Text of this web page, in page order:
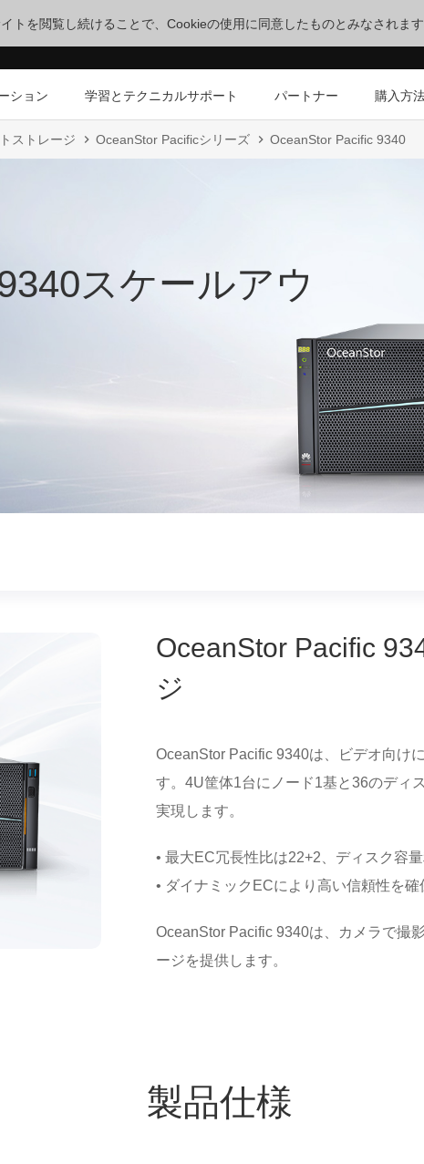
トを閲覧し続けることで、Cookieの使用に同意したものとみなされます
ション 学習とテクニカルサポート パートナー 購入方
ストレージ OceanStor Pacificシリーズ OceanStor Pacific 9340
スケールアウ
OceanStor Pacific
ジ
OceanStor Pacific 9340は、ビデオ向け
す。4U筐体1台にノード1基と36のディ
実現します。
• 最大EC冗長性比は22+2、ディスク容
• ダイナミックECにより高い信頼性を
OceanStor Pacific 9340は、カメラで撮
ージを提供します。
製品仕様